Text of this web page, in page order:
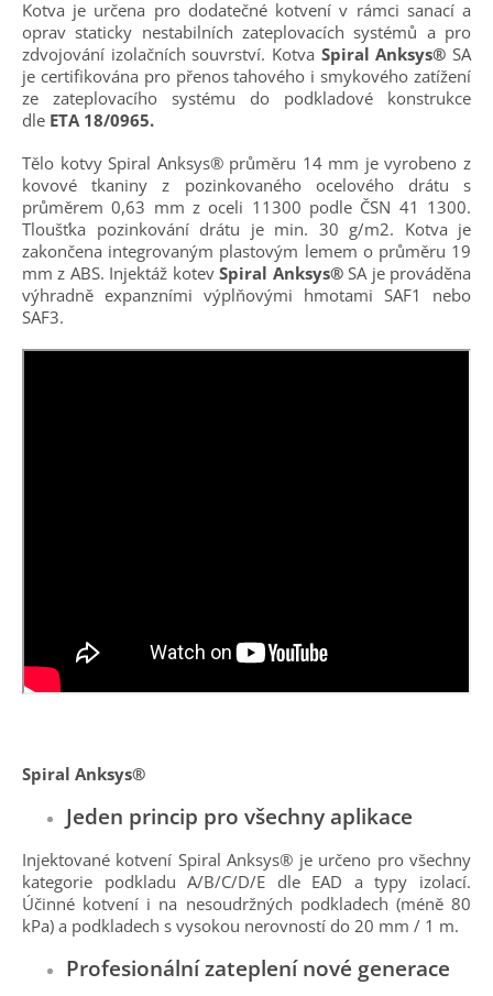
Kotva je určena pro dodatečné kotvení v rámci sanací a
oprav staticky nestabilních zateplovacích systémů a pro
zdvojování izolačních souvrství. Kotva Spiral Anksys® SA
je certifikována pro přenos tahového i smykového zatížení
ze zateplovacího systému do podkladové konstrukce
dle ETA 18/0965.
Tělo kotvy Spiral Anksys® průměru 14 mm je vyrobeno z
kovové tkaniny z pozinkovaného ocelového drátu s
průměrem 0,63 mm z oceli 11300 podle ČSN 41 1300.
Tloušťka pozinkování drátu je min. 30 g/m2. Kotva je
zakončena integrovaným plastovým lemem o průměru 19
mm z ABS. Injektáž kotevSpiral Anksys®SA je prováděna
výhradně expanzními výplňovými hmotami SAF1 nebo
SAF3.
Spiral Anksys®
Jeden princip pro všechny aplikace
Injektované kotvení Spiral Anksys® je určeno pro všechny
kategorie podkladu A/B/C/D/E dle EAD a typy izolací.
Účinné kotvení i na nesoudržných podkladech (méně 80
kPa) a podkladech s vysokou nerovností do 20 mm / 1 m.
Profesionální zateplení nové generace